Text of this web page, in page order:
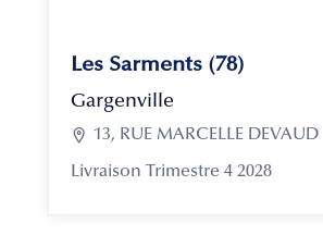
Les Sarments (78)
Gargenville
 13, RUE MARCELLE DEVAUD
Livraison Trimestre 4 2028